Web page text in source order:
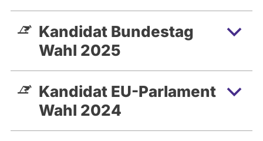
Kandidat Bundestag
Wahl 2025
Kandidat EU-Parlament
Wahl 2024